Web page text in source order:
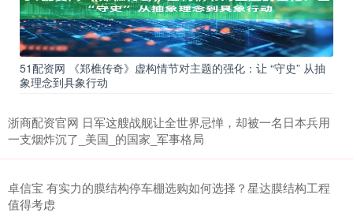
51配资网 《郑樵传奇》虚构情节对主题的强化：让 “守史” 从抽
象理念到具象行动
浙商配资官网 日军这艘战舰让全世界忌惮，却被一名日本兵用
一支烟炸沉了_美国_的国家_军事格局
卓信宝 有实力的膜结构停车棚选购如何选择？星达膜结构工程
值得考虑